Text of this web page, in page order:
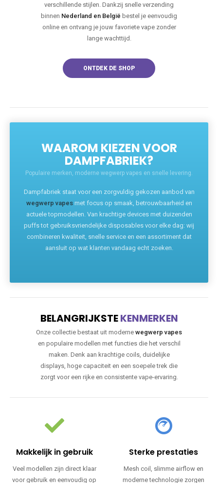
verschillende stijlen. Dankzij snelle verzending
binnen Nederland en België bestel je eenvoudig
online en ontvang je jouw favoriete vape zonder
lange wachttijd.
ONTDEK DE SHOP
WAAROM KIEZEN VOOR
DAMPFABRIEK?
Populaire merken, moderne wegwerp vapes en snelle levering.
Dampfabriek staat voor een zorgvuldig gekozen aanbod van
wegwerp vapesmet focus op smaak, betrouwbaarheid en
actuele topmodellen. Van krachtige devices met duizenden
puffs tot gebruiksvriendelijke disposables voor elke dag: wij
combineren kwaliteit, snelle service en een assortiment dat
aansluit op wat klanten vandaag echt zoeken.
BELANGRIJKSTEKENMERKEN
Onze collectie bestaat uit moderne wegwerp vapes
en populaire modellen met functies die het verschil
maken. Denk aan krachtige coils, duidelijke
displays, hoge capaciteit en een soepele trek die
zorgt voor een rijke en consistente vape-ervaring.
Makkelijk in gebruik
Veel modellen zijn direct klaar
voor gebruik en eenvoudig op
Sterke prestaties
Mesh coil, slimme airflow en
moderne technologie zorgen